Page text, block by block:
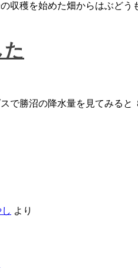
収穫を始めた畑からはぶど
勝沼の降水量を見てみる
より